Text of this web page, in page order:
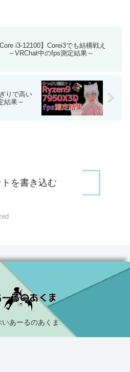
Core i3-12100】Corei3でも結構戦え
～VRChat中のfps測定結果～
りで高い
果～
を書き込む
あーるのあくま.